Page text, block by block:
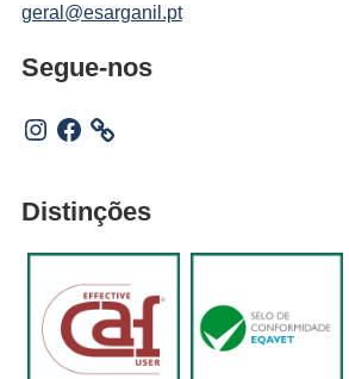
geral@esarganil.pt
Segue-nos
Instagram
Facebook
Distinções